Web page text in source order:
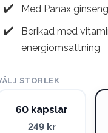
Med Panax
Berikad med
energiomsättning
STORLEK
60 kapslar
249 kr